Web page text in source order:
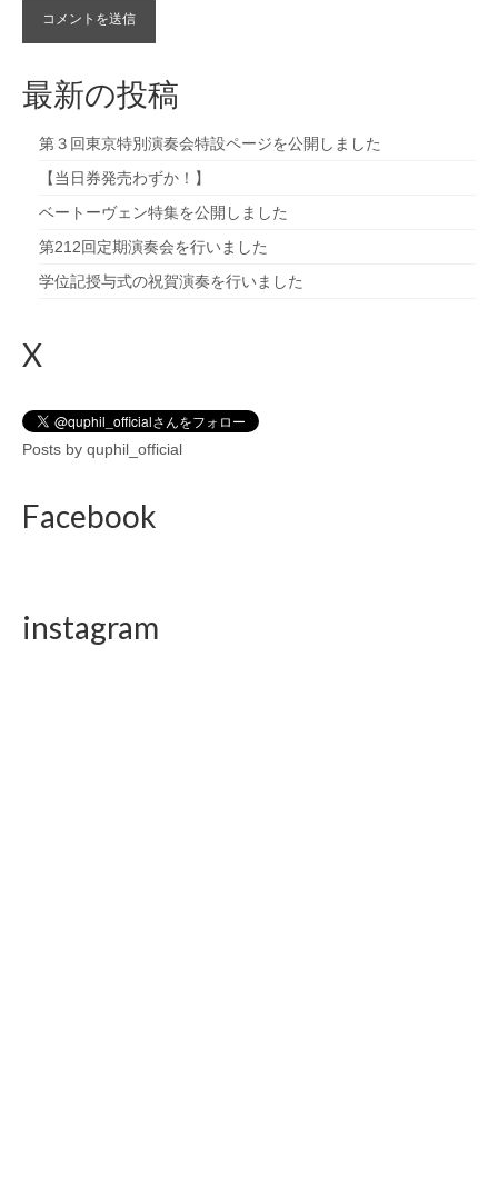
最新の投稿
第３回東京特別演奏会特設ページを公開しました
【当日券発売わずか！】
ベートーヴェン特集を公開しました
第212回定期演奏会を行いました
学位記授与式の祝賀演奏を行いました
X
Posts by quphil_official
Facebook
instagram